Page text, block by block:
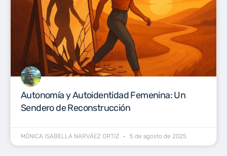
Autonomía y Autoidentidad Femenina: Un
Sendero de Reconstrucción
MÓNICA ISABELLA NARVÁEZ ORTIZ 5 de agosto de 2025